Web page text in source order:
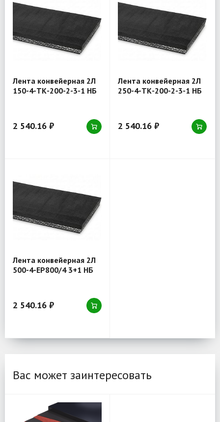
Лента конвейерная 2Л
150-4-ТК-200-2-3-1 НБ
2 540.16 ₽
Лента конвейерная 2Л
250-4-ТК-200-2-3-1 НБ
2 540.16 ₽
Лента конвейерная 2Л
500-4-EP800/4 3+1 НБ
2 540.16 ₽
Вас может заинтересовать